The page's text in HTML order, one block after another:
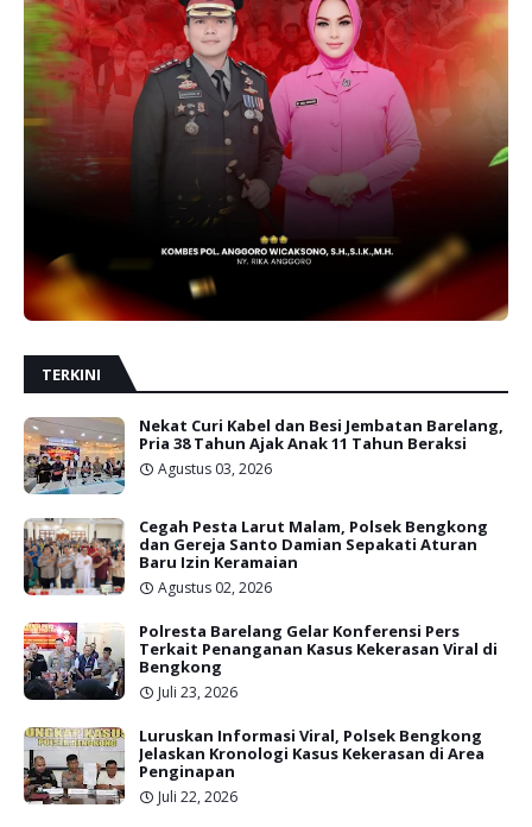
TERKINI
Nekat Curi Kabel dan Besi Jembatan Barelang,
Pria 38 Tahun Ajak Anak 11 Tahun Beraksi
Agustus 03, 2026
Cegah Pesta Larut Malam, Polsek Bengkong
dan Gereja Santo Damian Sepakati Aturan
Baru Izin Keramaian
Agustus 02, 2026
Polresta Barelang Gelar Konferensi Pers
Terkait Penanganan Kasus Kekerasan Viral di
Bengkong
Juli 23, 2026
Luruskan Informasi Viral, Polsek Bengkong
Jelaskan Kronologi Kasus Kekerasan di Area
Penginapan
Juli 22, 2026